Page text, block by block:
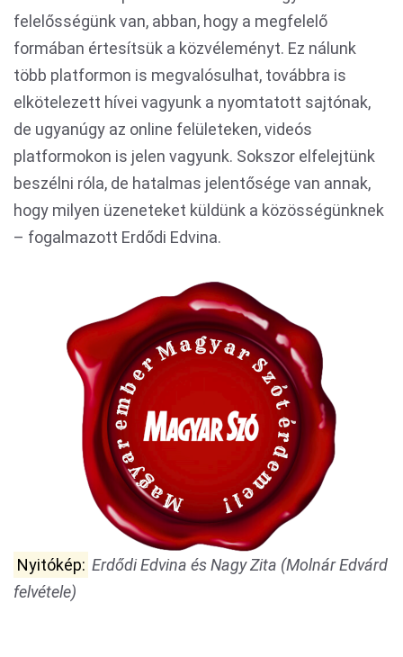
felelősségünk van, abban, hogy a megfelelő
formában értesítsük a közvéleményt. Ez nálunk
több platformon is megvalósulhat, továbbra is
elkötelezett hívei vagyunk a nyomtatott sajtónak,
de ugyanúgy az online felületeken, videós
platformokon is jelen vagyunk. Sokszor elfelejtünk
beszélni róla, de hatalmas jelentősége van annak,
hogy milyen üzeneteket küldünk a közösségünknek
– fogalmazott Erdődi Edvina.
Nyitókép: Erdődi Edvina és Nagy Zita (Molnár Edvárd
felvétele)